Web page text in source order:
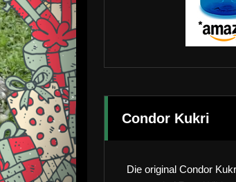
Condor Kukri
Die original Condor